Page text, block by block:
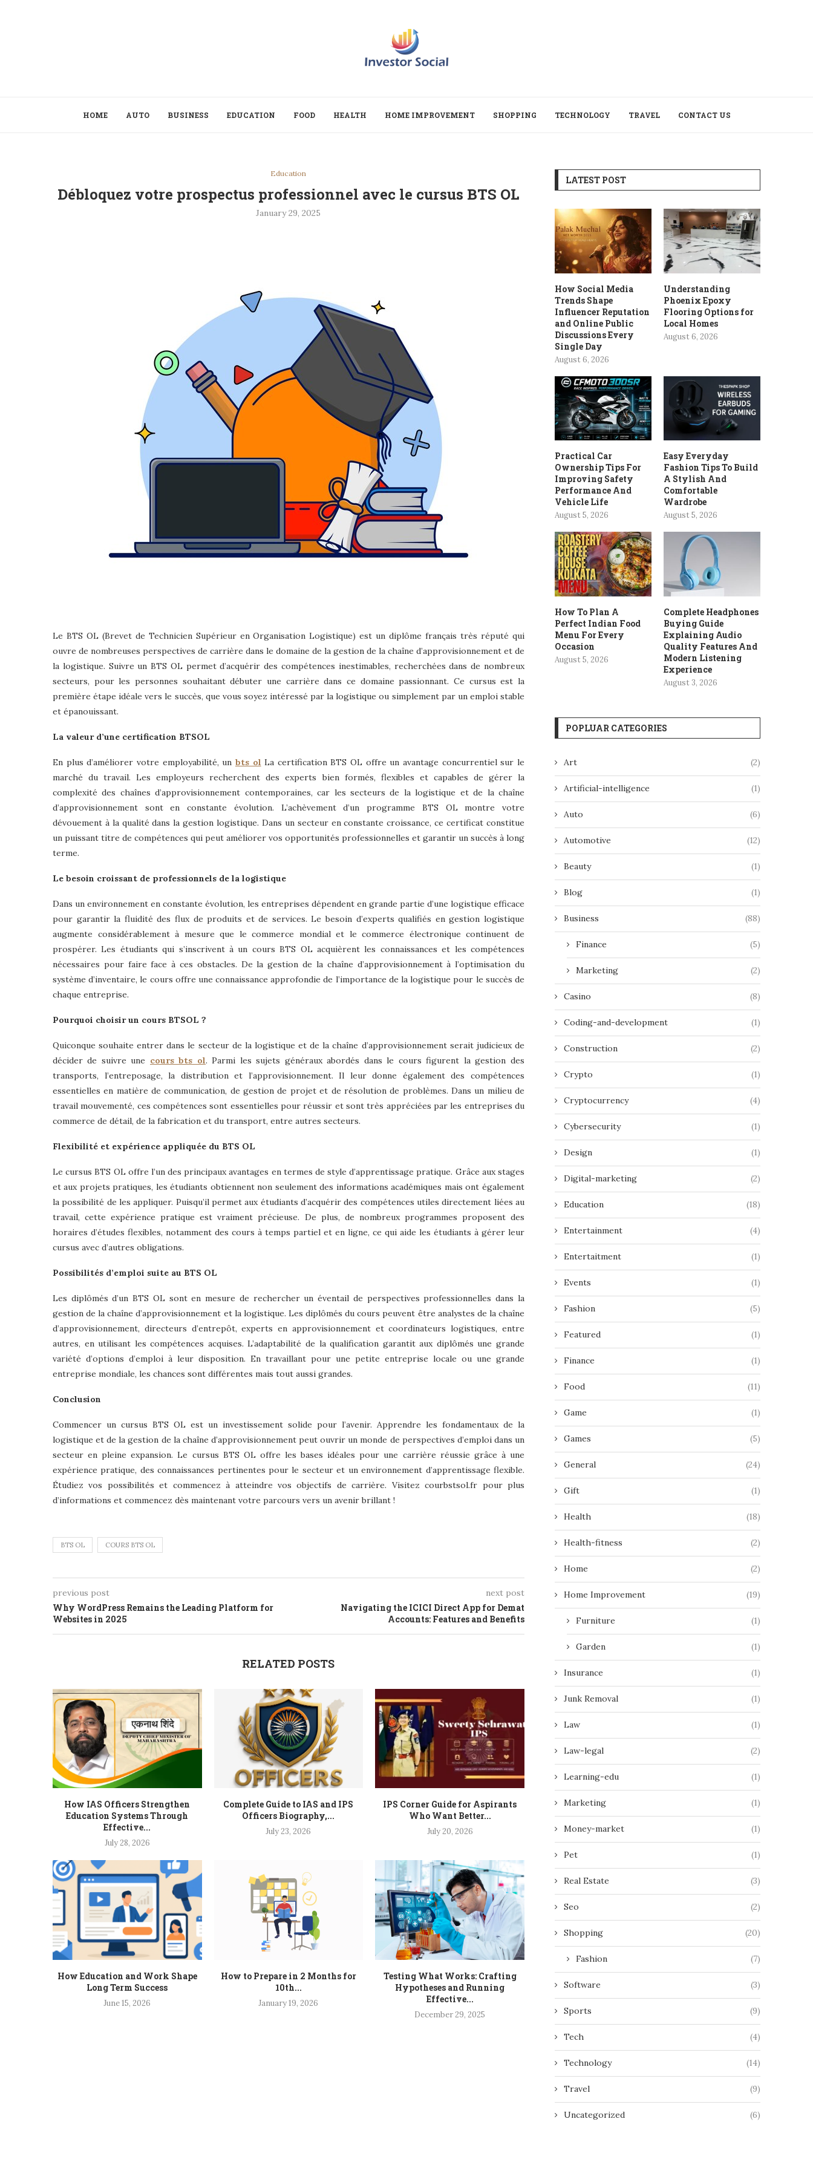
HOME AUTO BUSINESS EDUCATION FOOD HEALTH HOME IMPROVEMENT SHOPPING TECHNOLOGY TRAVEL CONTACT US
Education
Débloquez votre prospectus professionnel avec le cursus BTS OL
January 29, 2025
Le BTS OL (Brevet de Technicien Supérieur en Organisation Logistique) est un diplôme français très réputé qui
ouvre de nombreuses perspectives de carrière dans le domaine de la gestion de la chaîne d’approvisionnement et de
la logistique. Suivre un BTS OL permet d’acquérir des compétences inestimables, recherchées dans de nombreux
secteurs, pour les personnes souhaitant débuter une carrière dans ce domaine passionnant. Ce cursus est la
première étape idéale vers le succès, que vous soyez intéressé par la logistique ou simplement par un emploi stable
et épanouissant.
La valeur d’une certification BTSOL
En plus d’améliorer votre employabilité, un bts ol La certification BTS OL offre un avantage concurrentiel sur le
marché du travail. Les employeurs recherchent des experts bien formés, flexibles et capables de gérer la
complexité des chaînes d’approvisionnement contemporaines, car les secteurs de la logistique et de la chaîne
d’approvisionnement sont en constante évolution. L’achèvement d’un programme BTS OL montre votre
dévouement à la qualité dans la gestion logistique. Dans un secteur en constante croissance, ce certificat constitue
un puissant titre de compétences qui peut améliorer vos opportunités professionnelles et garantir un succès à long
terme.
Le besoin croissant de professionnels de la logistique
Dans un environnement en constante évolution, les entreprises dépendent en grande partie d’une logistique efficace
pour garantir la fluidité des flux de produits et de services. Le besoin d’experts qualifiés en gestion logistique
augmente considérablement à mesure que le commerce mondial et le commerce électronique continuent de
prospérer. Les étudiants qui s’inscrivent à un cours BTS OL acquièrent les connaissances et les compétences
nécessaires pour faire face à ces obstacles. De la gestion de la chaîne d’approvisionnement à l’optimisation du
système d’inventaire, le cours offre une connaissance approfondie de l’importance de la logistique pour le succès de
chaque entreprise.
Pourquoi choisir un cours BTSOL ?
Quiconque souhaite entrer dans le secteur de la logistique et de la chaîne d’approvisionnement serait judicieux de
décider de suivre une cours bts ol. Parmi les sujets généraux abordés dans le cours figurent la gestion des
transports, l’entreposage, la distribution et l’approvisionnement. Il leur donne également des compétences
essentielles en matière de communication, de gestion de projet et de résolution de problèmes. Dans un milieu de
travail mouvementé, ces compétences sont essentielles pour réussir et sont très appréciées par les entreprises du
commerce de détail, de la fabrication et du transport, entre autres secteurs.
Flexibilité et expérience appliquée du BTS OL
Le cursus BTS OL offre l’un des principaux avantages en termes de style d’apprentissage pratique. Grâce aux stages
et aux projets pratiques, les étudiants obtiennent non seulement des informations académiques mais ont également
la possibilité de les appliquer. Puisqu’il permet aux étudiants d’acquérir des compétences utiles directement liées au
travail, cette expérience pratique est vraiment précieuse. De plus, de nombreux programmes proposent des
horaires d’études flexibles, notamment des cours à temps partiel et en ligne, ce qui aide les étudiants à gérer leur
cursus avec d’autres obligations.
Possibilités d’emploi suite au BTS OL
Les diplômés d’un BTS OL sont en mesure de rechercher un éventail de perspectives professionnelles dans la
gestion de la chaîne d’approvisionnement et la logistique. Les diplômés du cours peuvent être analystes de la chaîne
d’approvisionnement, directeurs d’entrepôt, experts en approvisionnement et coordinateurs logistiques, entre
autres, en utilisant les compétences acquises. L’adaptabilité de la qualification garantit aux diplômés une grande
variété d’options d’emploi à leur disposition. En travaillant pour une petite entreprise locale ou une grande
entreprise mondiale, les chances sont différentes mais tout aussi grandes.
Conclusion
Commencer un cursus BTS OL est un investissement solide pour l’avenir. Apprendre les fondamentaux de la
logistique et de la gestion de la chaîne d’approvisionnement peut ouvrir un monde de perspectives d’emploi dans un
secteur en pleine expansion. Le cursus BTS OL offre les bases idéales pour une carrière réussie grâce à une
expérience pratique, des connaissances pertinentes pour le secteur et un environnement d’apprentissage flexible.
Étudiez vos possibilités et commencez à atteindre vos objectifs de carrière. Visitez courbstsol.fr pour plus
d’informations et commencez dès maintenant votre parcours vers un avenir brillant !
BTS OL COURS BTS OL
previous post
Why WordPress Remains the Leading Platform for
Websites in 2025
next post
Navigating the ICICI Direct App for Demat
Accounts: Features and Benefits
RELATED POSTS
How IAS Officers Strengthen
Education Systems Through
Effective...
July 28, 2026
Complete Guide to IAS and IPS
Officers Biography,...
July 23, 2026
IPS Corner Guide for Aspirants
Who Want Better...
July 20, 2026
How Education and Work Shape
Long Term Success
June 15, 2026
How to Prepare in 2 Months for
10th...
January 19, 2026
Testing What Works: Crafting
Hypotheses and Running
Effective...
December 29, 2025
LATEST POST
How Social Media
Trends Shape
Influencer Reputation
and Online Public
Discussions Every
Single Day
August 6, 2026
Understanding
Phoenix Epoxy
Flooring Options for
Local Homes
August 6, 2026
Practical Car
Ownership Tips For
Improving Safety
Performance And
Vehicle Life
August 5, 2026
Easy Everyday
Fashion Tips To Build
A Stylish And
Comfortable
Wardrobe
August 5, 2026
How To Plan A
Perfect Indian Food
Menu For Every
Occasion
August 5, 2026
Complete Headphones
Buying Guide
Explaining Audio
Quality Features And
Modern Listening
Experience
August 3, 2026
POPLUAR CATEGORIES
Art (2)
Artificial-intelligence (1)
Auto (6)
Automotive (12)
Beauty (1)
Blog (1)
Business (88)
Finance (5)
Marketing (2)
Casino (8)
Coding-and-development (1)
Construction (2)
Crypto (1)
Cryptocurrency (4)
Cybersecurity (1)
Design (1)
Digital-marketing (2)
Education (18)
Entertainment (4)
Entertaitment (1)
Events (1)
Fashion (5)
Featured (1)
Finance (1)
Food (11)
Game (1)
Games (5)
General (24)
Gift (1)
Health (18)
Health-fitness (2)
Home (2)
Home Improvement (19)
Furniture (1)
Garden (1)
Insurance (1)
Junk Removal (1)
Law (1)
Law-legal (2)
Learning-edu (1)
Marketing (1)
Money-market (1)
Pet (1)
Real Estate (3)
Seo (2)
Shopping (20)
Fashion (7)
Software (3)
Sports (9)
Tech (4)
Technology (14)
Travel (9)
Uncategorized (6)